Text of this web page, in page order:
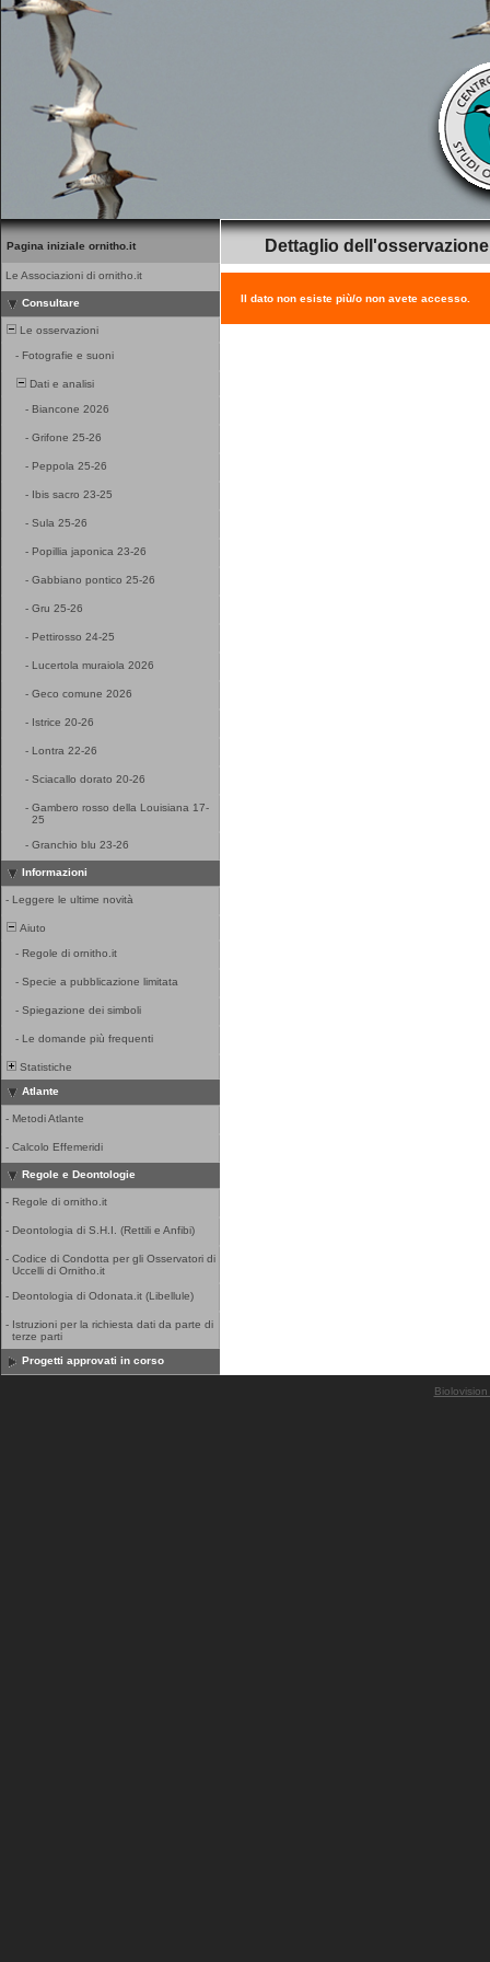
Pagina iniziale ornitho.it
Le Associazioni di ornitho.it
Consultare
Le osservazioni
- Fotografie e suoni
Dati e analisi
- Biancone 2026
- Grifone 25-26
- Peppola 25-26
- Ibis sacro 23-25
- Sula 25-26
- Popillia japonica 23-26
- Gabbiano pontico 25-26
- Gru 25-26
- Pettirosso 24-25
- Lucertola muraiola 2026
- Geco comune 2026
- Istrice 20-26
- Lontra 22-26
- Sciacallo dorato 20-26
- Gambero rosso della Louisiana 17-
25
- Granchio blu 23-26
Informazioni
- Leggere le ultime novità
Aiuto
- Regole di ornitho.it
- Specie a pubblicazione limitata
- Spiegazione dei simboli
- Le domande più frequenti
Statistiche
Atlante
- Metodi Atlante
- Calcolo Effemeridi
Regole e Deontologie
- Regole di ornitho.it
- Deontologia di S.H.I. (Rettili e Anfibi)
- Codice di Condotta per gli Osservatori di
Uccelli di Ornitho.it
- Deontologia di Odonata.it (Libellule)
- Istruzioni per la richiesta dati da parte di
terze parti
Progetti approvati in corso
Dettaglio dell'osservazione
Il dato non esiste più/o non avete accesso.
Biolovision